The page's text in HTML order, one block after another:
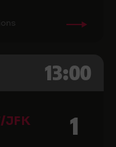
13:00
JFK
1